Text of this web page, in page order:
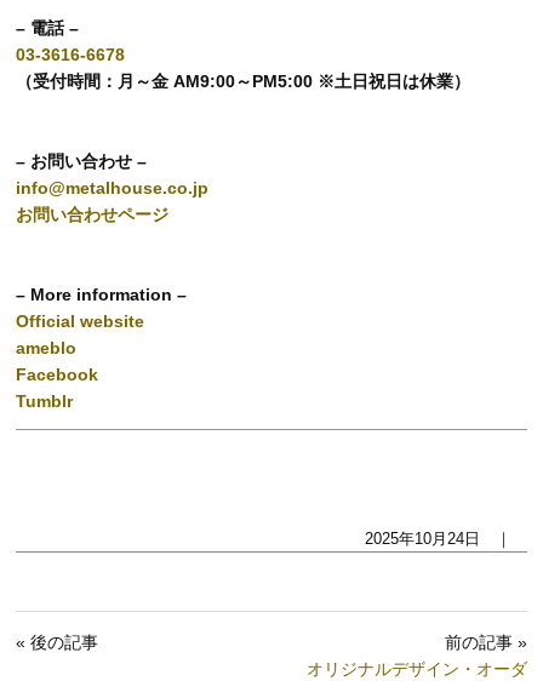
– 電話 –
03-3616-6678
（受付時間：月～金 AM9:00～PM5:00 ※土日祝日は休業）
– お問い合わせ –
info@metalhouse.co.jp
お問い合わせページ
– More information –
Official website
ameblo
Facebook
Tumblr
2025年10月24日 ｜
« 後の記事
前の記事 »
オリジナルデザイン・オーダ